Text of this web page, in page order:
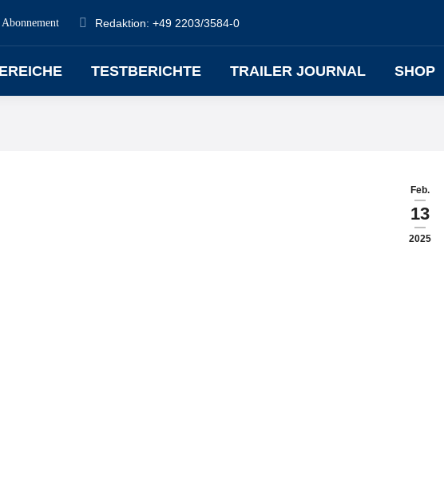
Abonnement Redaktion: +49 2203/3584-0
TESTBERICHTE TRAILER JOURNAL SHOP
Feb.
13
2025